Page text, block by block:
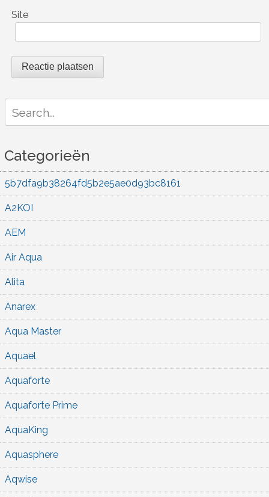
Site
for:
Categorieën
5b7dfa9b38264fd5b2e5ae0d93bc8161
A2KOI
AEM
Air Aqua
Alita
Anarex
Aqua Master
Aquael
Aquaforte
Aquaforte Prime
AquaKing
Aquasphere
Aqwise